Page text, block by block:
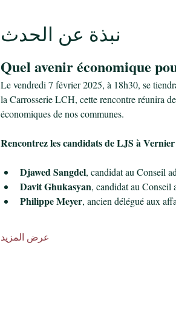
نبذة عن الحدث
Quel avenir économique
Le vendredi 7 février 2025, à 18h30, se
la Carrosserie LCH, cette rencontre réunira
économiques de nos communes.
Rencontrez les candidats de LJS à
Djawed Sangdel, candidat au Conseil
Davit Ghukasyan, candidat au
Philippe Meyer, ancien délégué aux
عرض المزيد